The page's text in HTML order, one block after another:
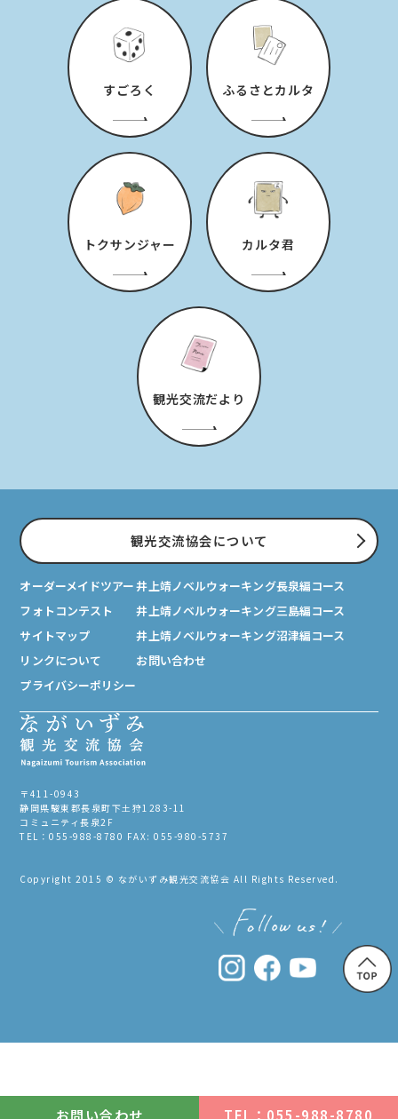
すごろく ふるさとカルタ
トクサンジャー カルタ君
観光交流だより
〒411-0943
静岡県駿東郡長泉町下土狩1283-11
コミュニティ長泉2F
TEL：055-988-8780 FAX: 055-980-5737
Copyright 2015 © ながいずみ観光交流協会 All Rights Reserved.
観光交流協会について
オーダーメイドツアー
フォトコンテスト
サイトマップ
リンクについて
プライバシーポリシー
井上靖ノベルウォーキング長泉編コース
井上靖ノベルウォーキング三島編コース
井上靖ノベルウォーキング沼津編コース
お問い合わせ
お問い合わせ TEL：055-988-8780